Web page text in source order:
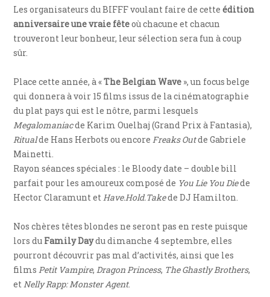
Les organisateurs du BIFFF voulant faire de cetteédition
anniversaire une vraie fêteoù chacune et chacun
trouveront leur bonheur, leur sélection sera fun à coup
sûr.
Place cette année, à «The Belgian Wave », un focus belge
qui donnera à voir 15 films issus de la cinématographie
du plat pays qui est le nôtre, parmi lesquels
Megalomaniacde Karim Ouelhaj (Grand Prix à Fantasia),
Ritualde Hans Herbots ou encore Freaks Outde Gabriele
Mainetti.
Rayon séances spéciales : le Bloody date – double bill
parfait pour les amoureux composé de You Lie You Diede
Hector Claramunt et Have.Hold.Takede DJ Hamilton.
Nos chères têtes blondes ne seront pas en reste puisque
lors du Family Daydu dimanche 4 septembre, elles
pourront découvrir pas mal d’activités, ainsi que les
films Petit Vampire, Dragon Princess, The Ghastly Brothers,
et Nelly Rapp: Monster Agent.